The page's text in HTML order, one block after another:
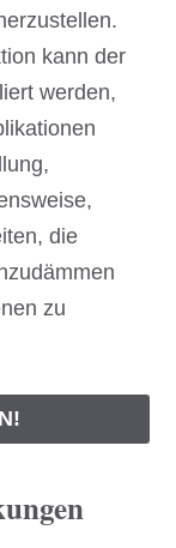
kann der
werden,
die
zu